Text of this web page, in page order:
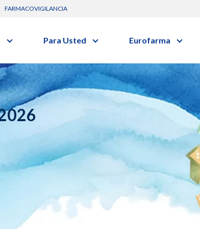
FARMACOVIGILANCIA
o clase terapéutica.
Para Usted
Artículos
Diccionario de Salud
Videos
Eurofarma
Actuación
Trabaje Con Nosotros
Certificaciones
Premios y Reconocimientos
Programa de Visitas
Dónde Estamos